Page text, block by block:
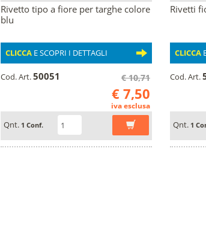
Rivetto tipo a fiore per targhe colore
blu
CLICCAE SCOPRI I DETTAGLI
Cod. Art.50051 € 10,71
€ 7,50
iva esclusa
Qnt. 1 Conf.
Rivetti
CLICCA
Cod. Art.
Qnt. 1